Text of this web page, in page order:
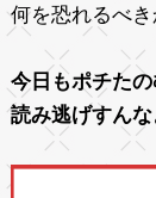
何を恐れるべ
今日もポチた
読み逃げすんな